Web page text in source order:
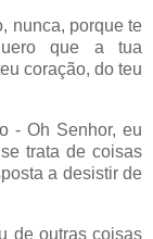
nunca, porque te
que a tua
coração, do teu
- Oh Senhor, eu
trata de coisas
a desistir de
de outras coisas